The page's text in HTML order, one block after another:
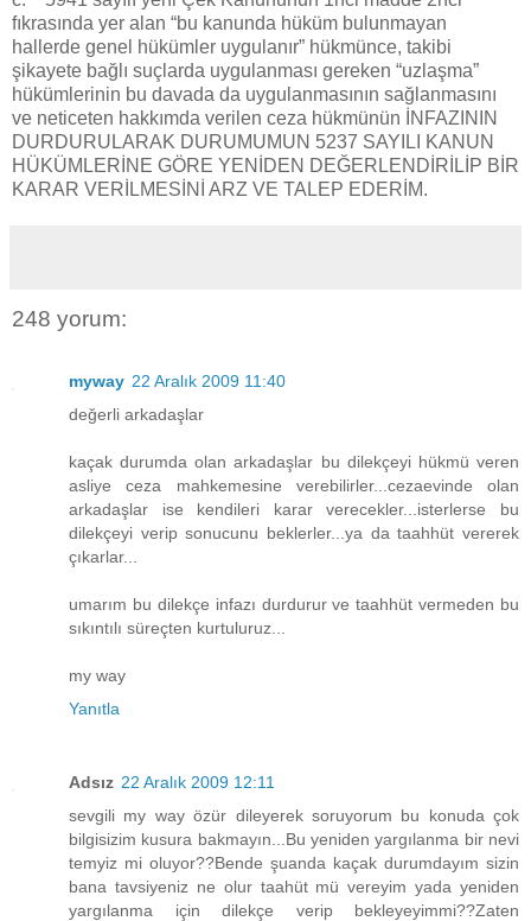
fıkrasında yer alan “bu kanunda hüküm bulunmayan
hallerde genel hükümler uygulanır” hükmünce, takibi
şikayete bağlı suçlarda uygulanması gereken “uzlaşma”
hükümlerinin bu davada da uygulanmasının sağlanmasını
ve neticeten hakkımda verilen ceza hükmünün İNFAZININ
DURDURULARAK DURUMUMUN 5237 SAYILI KANUN
HÜKÜMLERİNE GÖRE YENİDEN DEĞERLENDİRİLİP BİR
KARAR VERİLMESİNİ ARZ VE TALEP EDERİM.
248 yorum:
myway 22 Aralık 2009 11:40
değerli arkadaşlar
kaçak durumda olan arkadaşlar bu dilekçeyi hükmü veren
asliye ceza mahkemesine verebilirler...cezaevinde olan
arkadaşlar ise kendileri karar verecekler...isterlerse bu
dilekçeyi verip sonucunu beklerler...ya da taahhüt vererek
çıkarlar...
umarım bu dilekçe infazı durdurur ve taahhüt vermeden bu
sıkıntılı süreçten kurtuluruz...
my way
Yanıtla
Adsız 22 Aralık 2009 12:11
sevgili my way özür dileyerek soruyorum bu konuda çok
bilgisizim kusura bakmayın...Bu yeniden yargılanma bir nevi
temyiz mi oluyor??Bende şuanda kaçak durumdayım sizin
bana tavsiyeniz ne olur taahüt mü vereyim yada yeniden
yargılanma için dilekçe verip bekleyeyimmi??Zaten